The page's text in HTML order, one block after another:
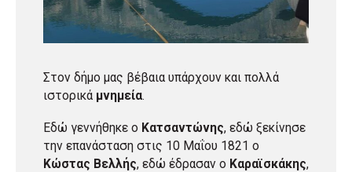
Στον δήμο μας βέβαια υπάρχουν και πολλά
ιστορικά μνημεία.
Εδώ γεννήθηκε ο Κατσαντώνης, εδώ ξεκίνησε
την επανάσταση στις 10 Μαΐου 1821 ο
Κώστας Βελλής, εδώ έδρασαν ο Καραϊσκάκης,